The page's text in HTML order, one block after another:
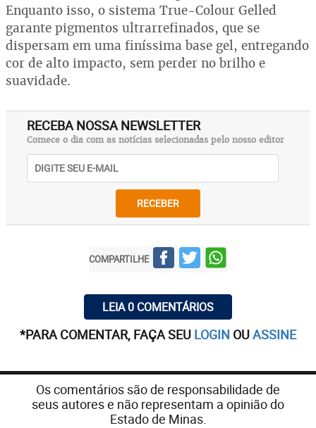
Enquanto isso, o sistema True-Colour Gelled
garante pigmentos ultrarrefinados, que se
dispersam em uma finíssima base gel, entregando
cor de alto impacto, sem perder no brilho e
suavidade.
RECEBA NOSSA NEWSLETTER
Comece o dia com as notícias selecionadas pelo nosso editor
RECEBER
COMPARTILHE
LEIA 0 COMENTÁRIOS
*PARA COMENTAR, FAÇA SEU LOGIN OUASSINE
Os comentários são de responsabilidade de
seus autores e não representam a opinião do
Estado de Minas.